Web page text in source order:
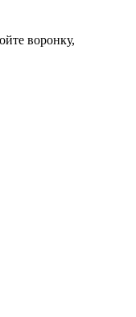
воронку,